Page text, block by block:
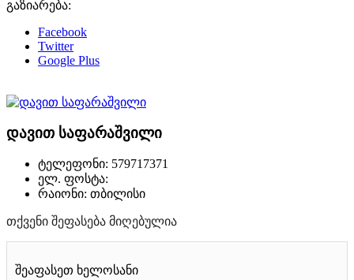
გაზიარება:
Facebook
Twitter
Google Plus
დავით საფარაშვილი
ტელეფონი: 579717371
ელ. ფოსტა:
რაიონი: თბილისი
თქვენი შეფასება მიღებულია
შეაფასეთ ხელოსანი